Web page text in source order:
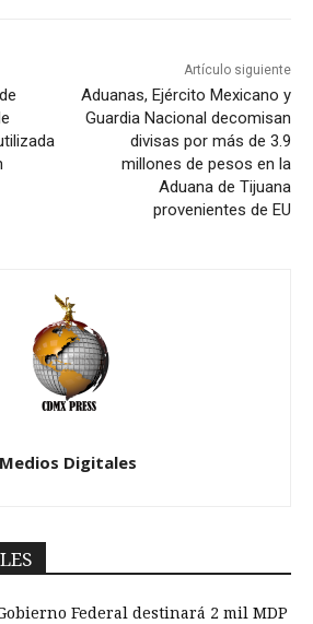
Artículo siguiente
Aduanas, Ejército Mexicano y
Guardia Nacional decomisan
divisas por más de 3.9
millones de pesos en la
Aduana de Tijuana
provenientes de EU
Medios Digitales
Federal destinará 2 mil MDP